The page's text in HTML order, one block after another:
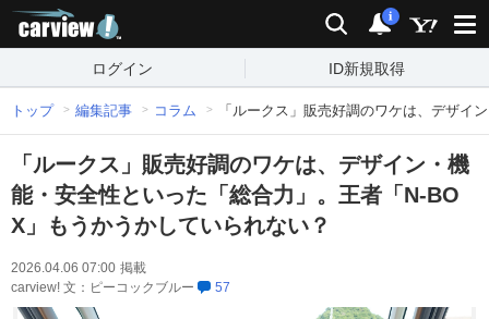
検索 通知
i
ログイン ID新規取得
トップ 編集記事 コラム 「ルークス」販売好調のワケは、デザイ
「ルークス」販売好調のワケは、デザイン・機
能・安全性といった「総合力」。王者「N-BO
X」もうかうかしていられない？
2026.04.06 07:00 掲載
carview! 文：ピーコックブルー
57